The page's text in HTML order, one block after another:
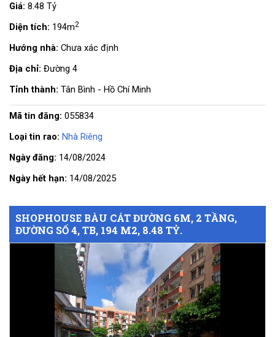
SHOPHOUSE BÀU CÁT ĐƯỜNG 6M, 2 TẦNG,
ĐƯỜNG SỐ 4, TB, 194 M2, 8.48 TỶ.
Giá: 8.48 Tỷ
Diện tích: 194m2
Hướng nhà: Chưa xác định
Địa chỉ: Đường 4
Tỉnh thành: Tân Bình - Hồ Chí Minh
Mã tin đăng: 055834
Loại tin rao: Nhà Riêng
Ngày đăng: 14/08/2024
Ngày hết hạn: 14/08/2025